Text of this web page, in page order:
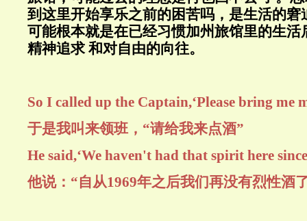
到这里开始享乐之前的困苦吗，是生活的窘
可能根本就是在已经习惯加州旅馆里的生活
精神追求 和对自由的向往。
So I called up the Captain,‘Please bring me
于是我叫来领班，“请给我来点酒”
He said,‘We haven't had that spirit here
他说：“自从1969年之后我们再没有烈性酒